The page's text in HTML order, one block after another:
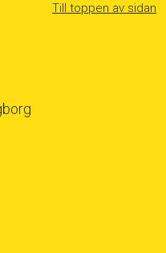
Till toppen av sidan